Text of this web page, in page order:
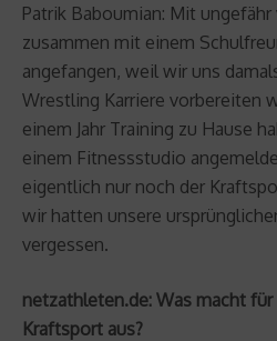
Patrik Baboumian: Mit ungefähr
zusammen mit einem
angefangen, weil wir uns
Wrestling Karriere vorbereiten
einem Jahr Training zu Hause
einem Fitnessstudio
eigentlich nur noch der
wir hatten unsere
vergessen.
netzathleten.de: Was macht
Kraftsport aus?